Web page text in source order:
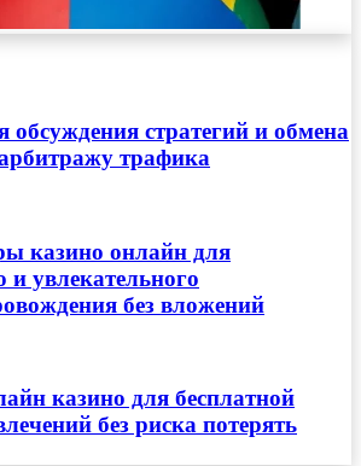
обсуждения стратегий и обмена
трафика
казино онлайн для
и увлекательного
без вложений
казино для бесплатной
без риска потерять